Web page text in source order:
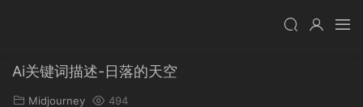
Ai关键词描述-日落的天空
Midjourney 494